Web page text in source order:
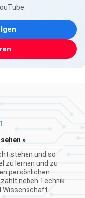
»
stehen und so
zu lernen und zu
persönlichen
neben Technik
Wissenschaft....